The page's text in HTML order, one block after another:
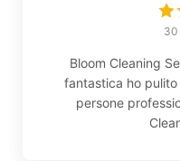
30
Bloom Cleaning
fantastica ho
persone